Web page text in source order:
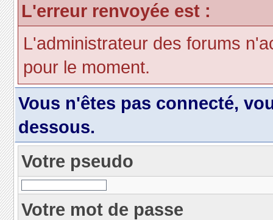
L'erreur renvoyée est :
L'administrateur des forums
pour le moment.
Vous n'êtes pas connecté,
dessous.
Votre pseudo
Votre mot de passe